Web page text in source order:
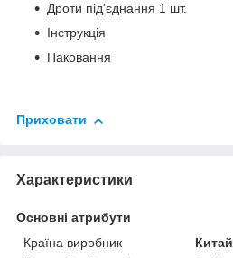
Дроти під'єднання 1 шт.
Інструкція
Паковання
Приховати
Характеристики
Основні атрибути
Країна виробник
Китай